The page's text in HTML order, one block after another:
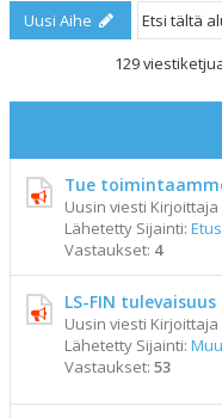
Uusi Aihe
129
Tue
Uusin viesti Kirjoittaja
Lähetetty Sijainti:
Vastaukset: 4
LS-FIN tulevaisuus
Uusin viesti Kirjoittaja
Lähetetty Sijainti:
Vastaukset: 53